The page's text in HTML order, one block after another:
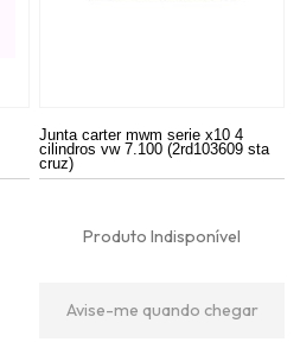
Junta carter mwm serie x10 4
cilindros vw 7.100 (2rd103609 sta
cruz)
Produto Indisponível
Avise-me quando chegar